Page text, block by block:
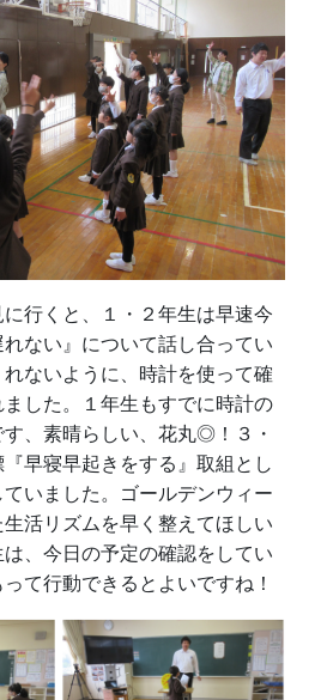
行くと、１・２年生は早速今
ない』について話し合ってい
ないように、時計を使って確
した。１年生もすでに時計の
、素晴らしい、花丸◎！３・
早寝早起きをする』取組とし
いました。ゴールデンウィー
活リズムを早く整えてほしい
、今日の予定の確認をしてい
て行動できるとよいですね！